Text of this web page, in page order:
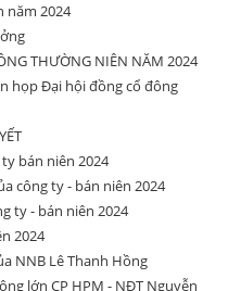
năm 2024
THƯỜNG NIÊN NĂM 2024
họp Đại hội đồng cổ đông
bán niên 2024
công ty - bán niên 2024
ty - bán niên 2024
2024
NNB Lê Thanh Hồng
lớn CP HPM - NĐT Nguyễn